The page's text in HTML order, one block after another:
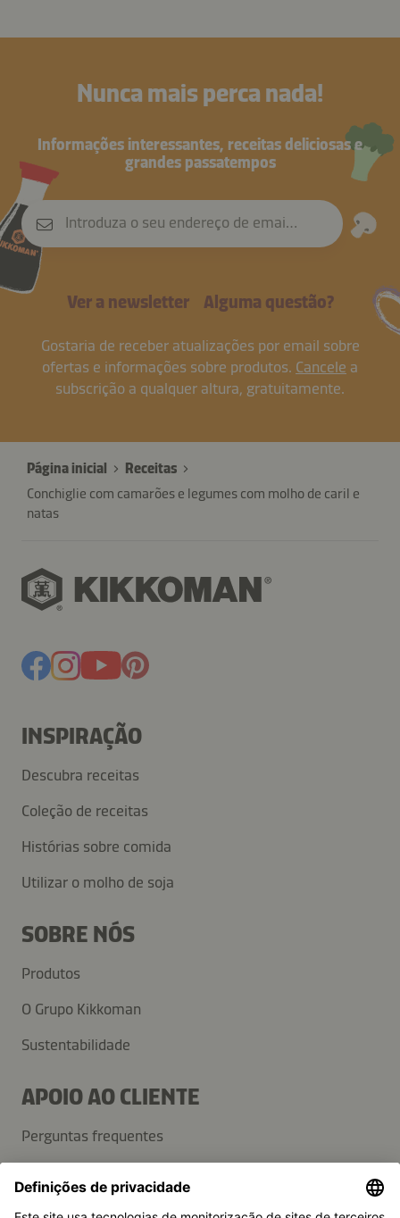
Nunca mais perca nada!
Informações interessantes, receitas deliciosas e
grandes passatempos
Introduza o seu endereço de email
Ver a newsletter Alguma questão?
Gostaria de receber atualizações por email sobre
ofertas e informações sobre produtos. Cancele a
subscrição a qualquer altura, gratuitamente.
Página inicial
Receitas
Conchiglie com camarões e legumes com molho de caril e
natas
INSPIRAÇÃO
Descubra receitas
Coleção de receitas
Histórias sobre comida
Utilizar o molho de soja
SOBRE NÓS
Produtos
O Grupo Kikkoman
Sustentabilidade
APOIO AO CLIENTE
Perguntas frequentes
Newsletter